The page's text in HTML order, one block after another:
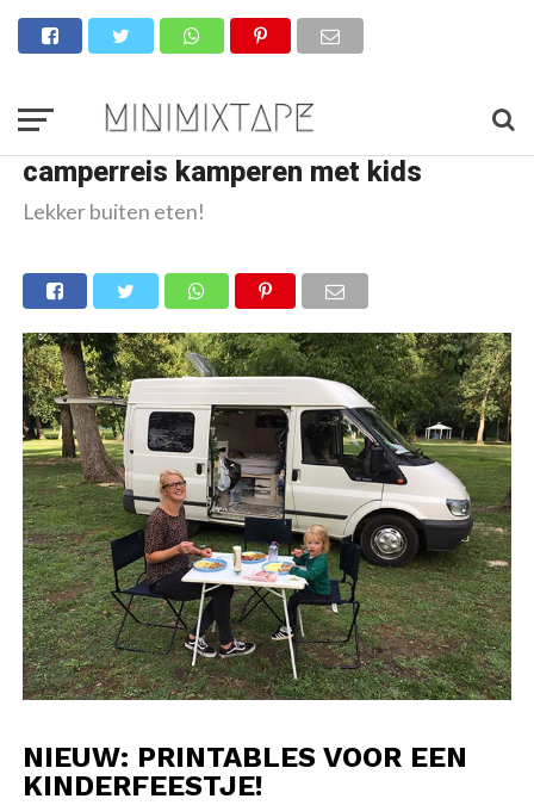
camperreis kamperen met kids
Lekker buiten eten!
NIEUW: PRINTABLES VOOR EEN
KINDERFEESTJE!